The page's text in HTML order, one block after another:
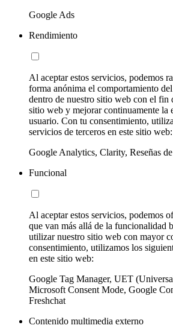
Google Ads
Rendimiento
Al aceptar estos servicios, podemos
forma anónima el comportamiento
dentro de nuestro sitio web con el fin
sitio web y mejorar continuamente la
usuario. Con tu consentimiento,
servicios de terceros en este sitio web:
Google Analytics, Clarity, Reseñas
Funcional
Al aceptar estos servicios, podemos
que van más allá de la funcionalidad
utilizar nuestro sitio web con mayor
consentimiento, utilizamos los
en este sitio web:
Google Tag Manager, UET
Microsoft Consent Mode, Google
Freshchat
Contenido multimedia externo